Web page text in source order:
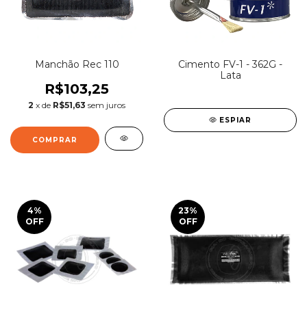
Manchão Rec 110
R$103,25
2 x de R$51,63 sem juros
Cimento FV-1 - 362G -
Lata
ESPIAR
4%
OFF
23%
OFF